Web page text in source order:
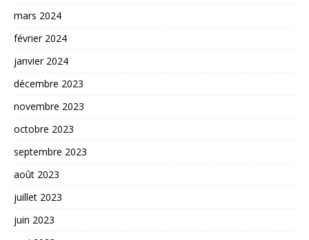
mars 2024
février 2024
janvier 2024
décembre 2023
novembre 2023
octobre 2023
septembre 2023
août 2023
juillet 2023
juin 2023